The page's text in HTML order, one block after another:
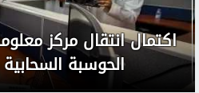
اكتمال انتقال مركز
الحوسبة السحابية